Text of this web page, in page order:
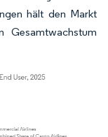
hält den Markt
Gesamtwachstum